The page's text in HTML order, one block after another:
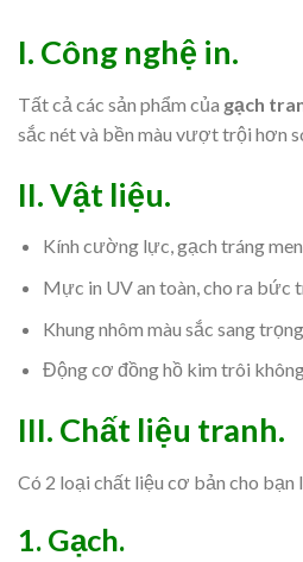
I. Công nghệ in.
Tất cả các sản phẩm của gạch
sắc nét và bền màu vượt trội hơn
II. Vật liệu.
Kính cường lực, gạch tráng
Mực in UV an toàn, cho ra bức
Khung nhôm màu sắc sang
Động cơ đồng hồ kim trôi
III. Chất liệu tranh.
Có 2 loại chất liệu cơ bản cho bạn
1. Gạch.